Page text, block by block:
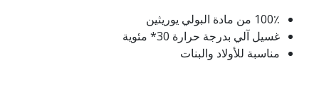
100٪ من مادة البولي يوريثين
غسيل آلي بدرجة حرارة 30* مئوية
مناسبة للأولاد والبنات